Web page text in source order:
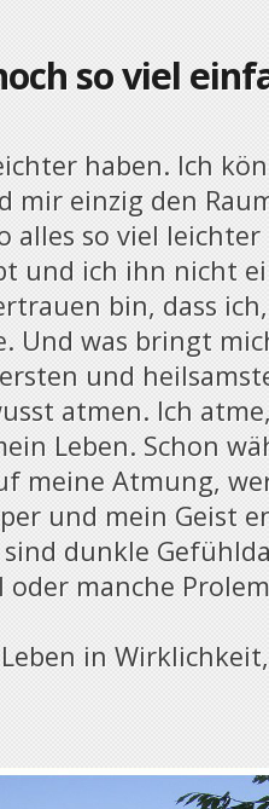
so viel
haben. Ich
mir einzig den
alles so viel
und ich ihn nicht
bin, dass
Und was bringt
und
atmen. Ich
Leben. Schon
meine Atmung,
und mein Geist
dunkle
oder manche
in